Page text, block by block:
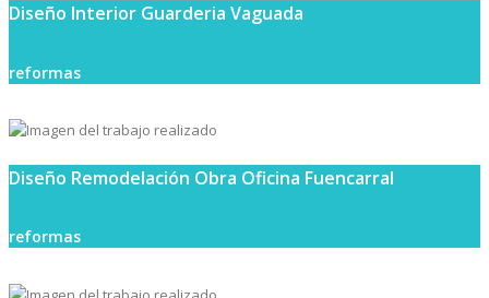
Diseño Interior Guarderia Vaguada
reformas
Diseño Remodelación Obra Oficina Fuencarral
reformas